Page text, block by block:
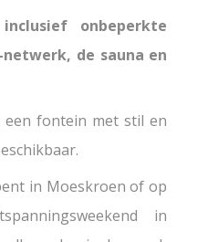
onbeperkte
de sauna en
een fontein met stil en
in Moeskroen of op
in